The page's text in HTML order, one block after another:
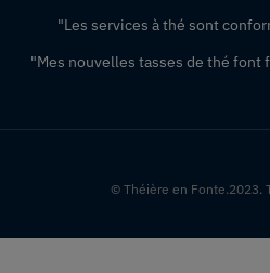
"Les services à thé sont
"Mes nouvelles tasses de thé font
© Théière en Fonte.2023.